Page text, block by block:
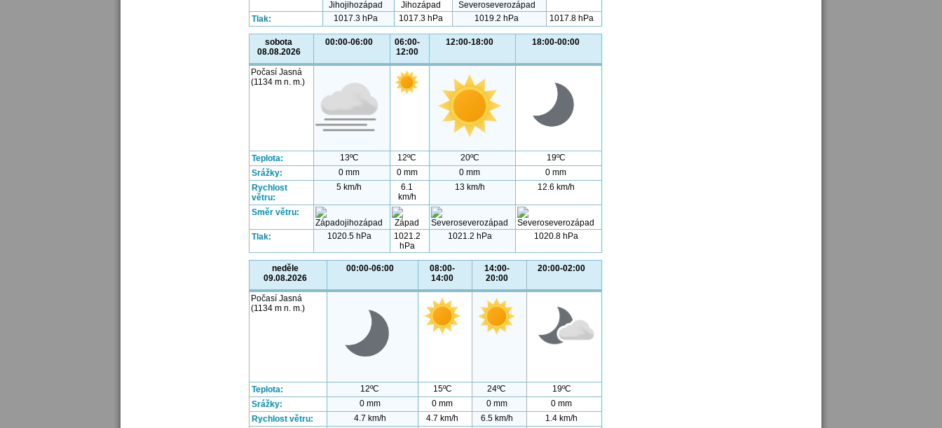
Tlak: 1017.3 hPa 1017.3 hPa 1019.2 hPa 1017.8 hPa
sobota
08.08.2026
00:00-06:00
06:00-
12:00
12:00-18:00 18:00-00:00
Počasí Jasná
(1134 m n. m.)
Teplota: 13ºC 12ºC 20ºC
19ºC
Srážky:
0 mm 0 mm 0 mm
0 mm
Rychlost
větru:
5 km/h
6.1
km/h
13 km/h 12.6 km/h
Směr větru:
Tlak: 1020.5 hPa
1021.2
hPa
1021.2 hPa 1020.8 hPa
neděle
09.08.2026
00:00-06:00
08:00-
14:00
14:00-
20:00
20:00-02:00
Počasí Jasná
(1134 m n. m.)
Teplota: 12ºC 15ºC 24ºC
19ºC
Srážky:
0 mm 0 mm 0 mm
0 mm
Rychlost větru:
4.7 km/h 4.7 km/h 6.5 km/h
1.4 km/h